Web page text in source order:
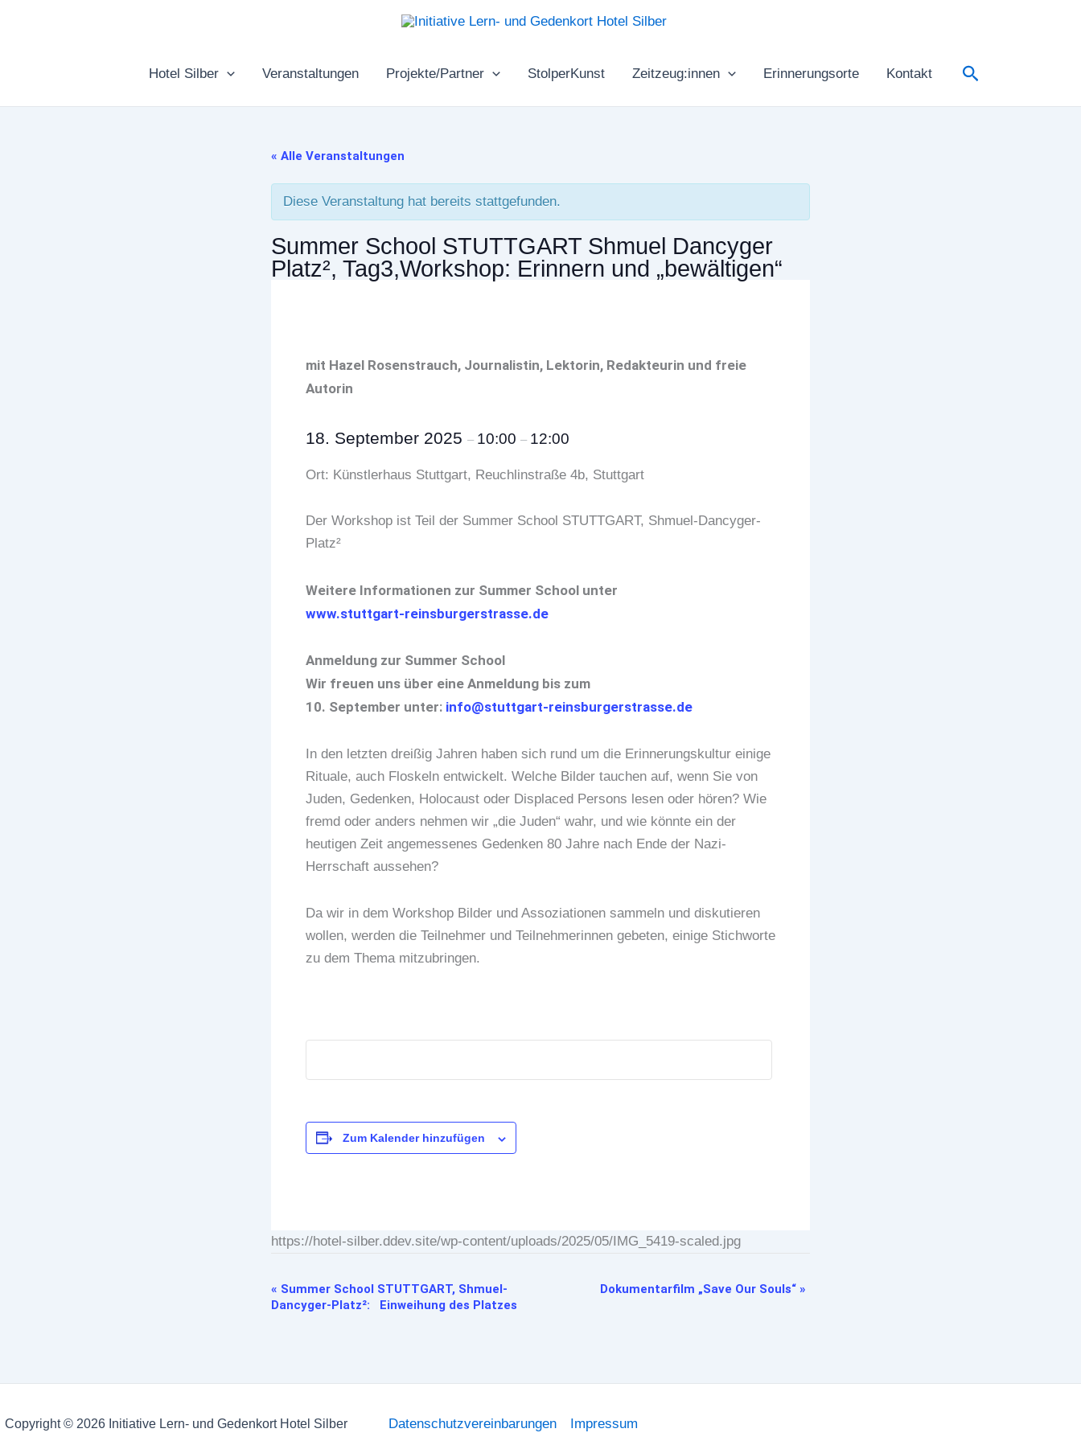
Hotel Silber
Veranstaltungen Projekte/Partner StolperKunst Zeitzeug:innen Erinnerungsorte Kontakt Suchen
« Alle Veranstaltungen
Diese Veranstaltung hat bereits stattgefunden.
Summer School STUTTGART Shmuel Dancyger
Platz², Tag3,Workshop: Erinnern und „bewältigen“
mit Hazel Rosenstrauch, Journalistin, Lektorin, Redakteurin und freie
Autorin
18. September 2025 – 10:00 – 12:00
Ort: Künstlerhaus Stuttgart, Reuchlinstraße 4b, Stuttgart
Der Workshop ist Teil der Summer School STUTTGART, Shmuel-Dancyger-
Platz²
Weitere Informationen zur Summer School unter
www.stuttgart-reinsburgerstrasse.de
Anmeldung zur Summer School
Wir freuen uns über eine Anmeldung bis zum
10. September unter: info@stuttgart-reinsburgerstrasse.de
In den letzten dreißig Jahren haben sich rund um die Erinnerungskultur einige
Rituale, auch Floskeln entwickelt. Welche Bilder tauchen auf, wenn Sie von
Juden, Gedenken, Holocaust oder Displaced Persons lesen oder hören? Wie
fremd oder anders nehmen wir „die Juden“ wahr, und wie könnte ein der
heutigen Zeit angemessenes Gedenken 80 Jahre nach Ende der Nazi-
Herrschaft aussehen?
Da wir in dem Workshop Bilder und Assoziationen sammeln und diskutieren
wollen, werden die Teilnehmer und Teilnehmerinnen gebeten, einige Stichworte
zu dem Thema mitzubringen.
Zum Kalender hinzufügen
https://hotel-silber.ddev.site/wp-content/uploads/2025/05/IMG_5419-scaled.jpg
Veranstaltung-
Navigation
« Summer School STUTTGART, Shmuel-
Dancyger-Platz²: Einweihung des Platzes
Dokumentarfilm „Save Our Souls“ »
Copyright © 2026 Initiative Lern- und Gedenkort Hotel Silber Datenschutzvereinbarungen Impressum